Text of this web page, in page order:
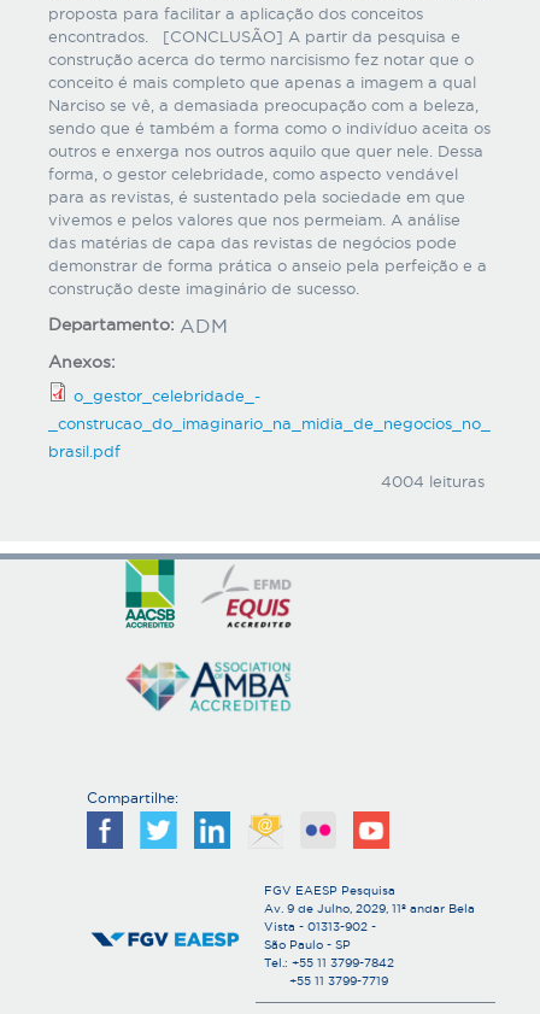
proposta para facilitar a aplicação dos conceitos
encontrados. [CONCLUSÃO] A partir da pesquisa e
construção acerca do termo narcisismo fez notar que o
conceito é mais completo que apenas a imagem a qual
Narciso se vê, a demasiada preocupação com a beleza,
sendo que é também a forma como o indivíduo aceita os
outros e enxerga nos outros aquilo que quer nele. Dessa
forma, o gestor celebridade, como aspecto vendável
para as revistas, é sustentado pela sociedade em que
vivemos e pelos valores que nos permeiam. A análise
das matérias de capa das revistas de negócios pode
demonstrar de forma prática o anseio pela perfeição e a
construção deste imaginário de sucesso.
Departamento: ADM
Anexos:
o_gestor_celebridade_-
_construcao_do_imaginario_na_midia_de_negocios_no_
brasil.pdf
4004 leituras
Compartilhe:
FGV EAESP Pesquisa
Av. 9 de Julho, 2029, 11º andar Bela
Vista - 01313-902 -
São Paulo - SP
Tel.: +55 11 3799-7842
+55 11 3799-7719